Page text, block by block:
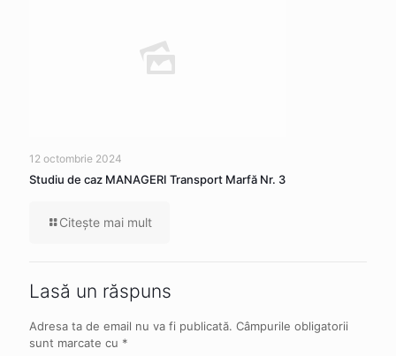
12 octombrie 2024
Studiu de caz MANAGERI Transport Marfă Nr. 3
Citeşte mai mult
Lasă un răspuns
Adresa ta de email nu va fi publicată. Câmpurile obligatorii
sunt marcate cu *